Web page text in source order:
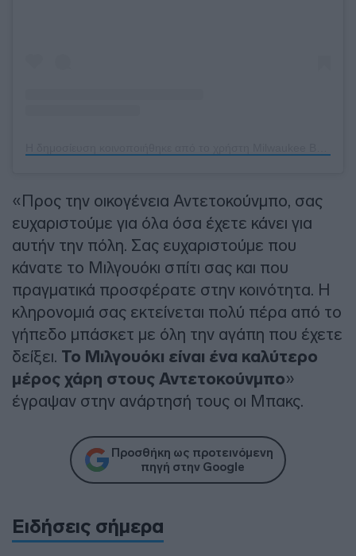
«Προς την οικογένεια Αντετοκούνμπο, σας
ευχαριστούμε για όλα όσα έχετε κάνει για
αυτήν την πόλη. Σας ευχαριστούμε που
κάνατε το Μιλγουόκι σπίτι σας και που
πραγματικά προσφέρατε στην κοινότητα. Η
κληρονομιά σας εκτείνεται πολύ πέρα ​​από το
γήπεδο μπάσκετ με όλη την αγάπη που έχετε
δείξει. Το Μιλγουόκι είναι ένα καλύτερο
μέρος χάρη στους Αντετοκούνμπο»
έγραψαν στην ανάρτησή τους οι Μπακς.
Προσθήκη ως προτεινόμενη
πηγή στην Google
Ειδήσεις σήμερα